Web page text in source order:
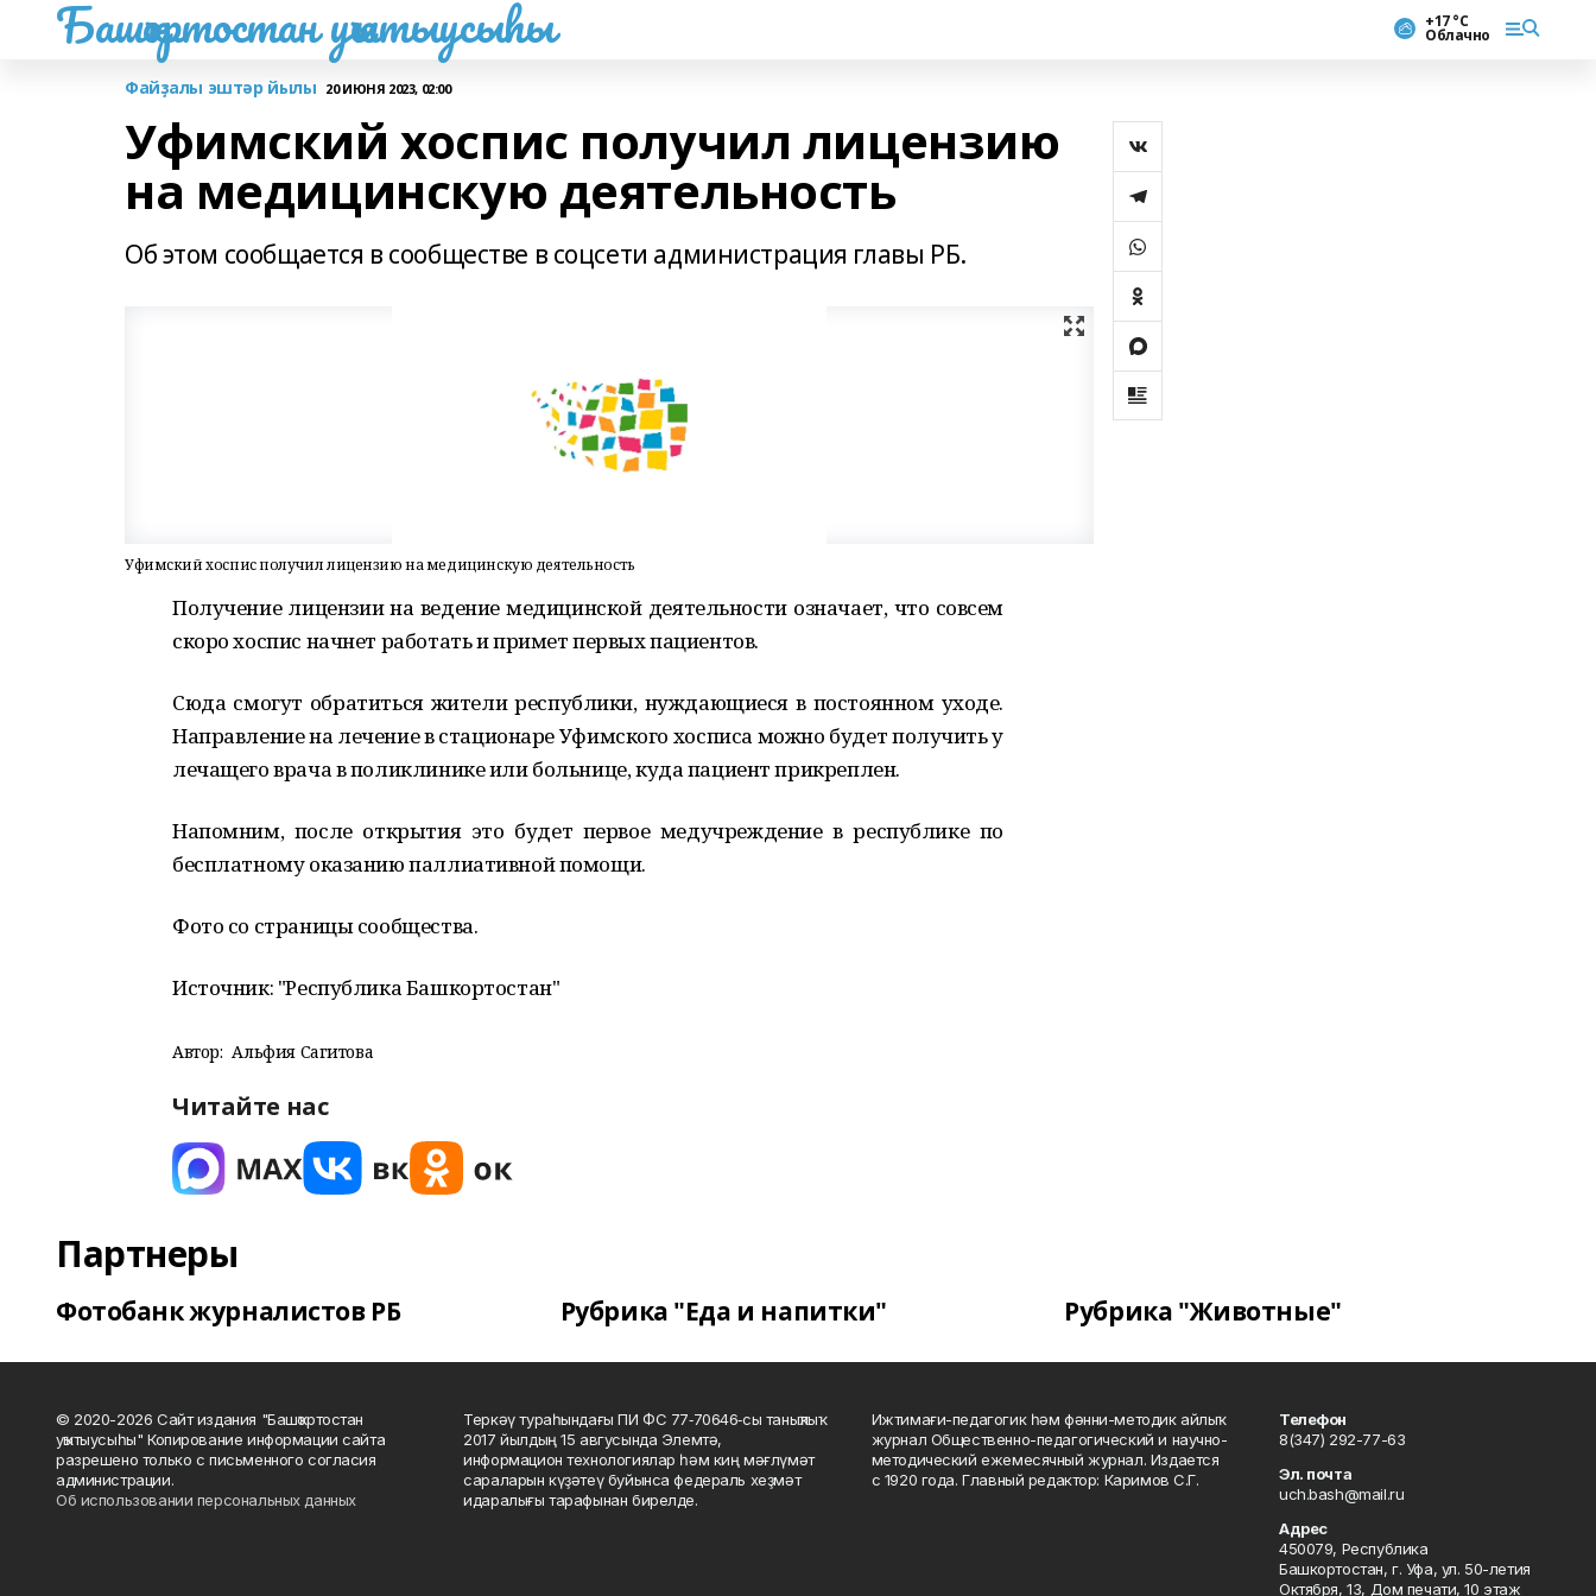
Башҡортостан уҡытыусыһы +17 °С
Облачно
Файҙалы эштәр йылы 20 ИЮНЯ 2023, 02:00
Уфимский хоспис получил лицензию
на медицинскую деятельность
Об этом сообщается в сообществе в соцсети администрация главы РБ.
Уфимский хоспис получил лицензию на медицинскую деятельность
Получение лицензии на ведение медицинской деятельности означает, что совсем
скоро хоспис начнет работать и примет первых пациентов.
Сюда смогут обратиться жители республики, нуждающиеся в постоянном уходе.
Направление на лечение в стационаре Уфимского хосписа можно будет получить у
лечащего врача в поликлинике или больнице, куда пациент прикреплен.
Напомним, после открытия это будет первое медучреждение в республике по
бесплатному оказанию паллиативной помощи.
Фото со страницы сообщества.
Источник: "Республика Башкортостан"
Автор: Альфия Сагитова
Читайте нас
Партнеры
Фотобанк журналистов РБ Рубрика "Еда и напитки" Рубрика "Животные"
© 2020-2026 Сайт издания "Башҡортостан
уҡытыусыһы" Копирование информации сайта
разрешено только с письменного согласия
администрации.
Об использовании персональных данных
Теркәү тураһындағы ПИ ФС 77‑70646‑сы таныҡлыҡ
2017 йылдың 15 авгусында Элемтә,
информацион технологиялар һәм киң мәғлүмәт
сараларын күҙәтеү буйынса федераль хеҙмәт
идаралығы тарафынан бирелде.
Ижтимағи-педагогик һәм фәнни-методик айлыҡ
журнал Общественно-педагогический и научно-
методический ежемесячный журнал. Издается
с 1920 года. Главный редактор: Каримов С.Г.
Телефон
8(347) 292-77-63
Эл. почта
uch.bash@mail.ru
Адрес
450079, Республика
Башкортостан, г. Уфа, ул. 50-летия
Октября, 13, Дом печати, 10 этаж